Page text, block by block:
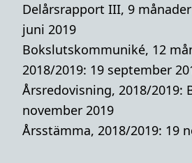
Delårsrapport III, 9
juni 2019
Bokslutskommuniké, 12
2018/2019: 19 september
Årsredovisning, 2018/2019:
november 2019
Årsstämma, 2018/2019: 19